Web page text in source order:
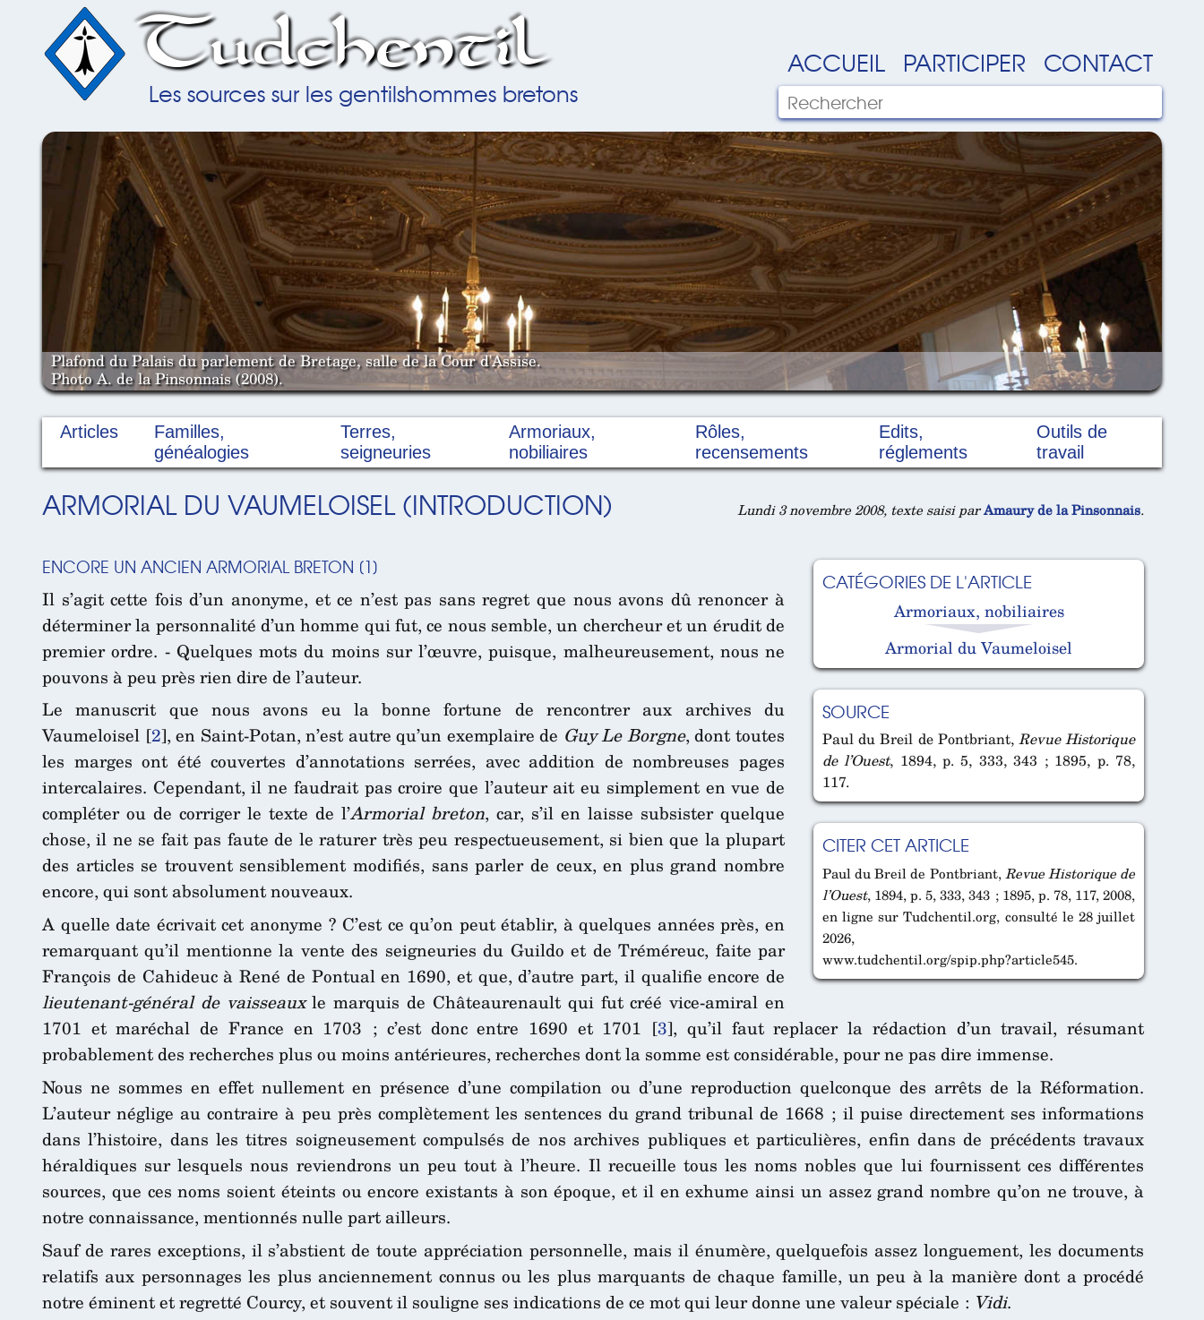
Tudchentil
Les sources sur les gentilshommes bretons
ACCUEIL PARTICIPER CONTACT
Plafond du Palais du parlement de Bretage, salle de la Cour d'Assise.
Photo A. de la Pinsonnais (2008).
Articles
Familles,
généalogies
Terres,
seigneuries
Armoriaux,
nobiliaires
Rôles,
recensements
Edits,
réglements
Outils de
travail
ARMORIAL DU VAUMELOISEL (INTRODUCTION) Lundi 3 novembre 2008, texte saisi parAmaury de la Pinsonnais.
CATÉGORIES DE L'ARTICLE
Armoriaux, nobiliaires
Armorial du Vaumeloisel
SOURCE
Paul du Breil de Pontbriant, Revue Historique
de l’Ouest, 1894, p. 5, 333, 343 ; 1895, p. 78,
117.
CITER CET ARTICLE
Paul du Breil de Pontbriant,Revue Historique de
l’Ouest, 1894, p. 5, 333, 343 ; 1895, p. 78, 117, 2008,
en ligne sur Tudchentil.org, consulté le 28 juillet
2026,
www.tudchentil.org/spip.php?article545.
ENCORE UN ANCIEN ARMORIAL BRETON [1]
Il s’agit cette fois d’un anonyme, et ce n’est pas sans regret que nous avons dû renoncer à
déterminer la personnalité d’un homme qui fut, ce nous semble, un chercheur et un érudit de
premier ordre. - Quelques mots du moins sur l’œuvre, puisque, malheureusement, nous ne
pouvons à peu près rien dire de l’auteur.
Le manuscrit que nous avons eu la bonne fortune de rencontrer aux archives du
Vaumeloisel [2], en Saint-Potan, n’est autre qu’un exemplaire de Guy Le Borgne, dont toutes
les marges ont été couvertes d’annotations serrées, avec addition de nombreuses pages
intercalaires. Cependant, il ne faudrait pas croire que l’auteur ait eu simplement en vue de
compléter ou de corriger le texte de l’Armorial breton, car, s’il en laisse subsister quelque
chose, il ne se fait pas faute de le raturer très peu respectueusement, si bien que la plupart
des articles se trouvent sensiblement modifiés, sans parler de ceux, en plus grand nombre
encore, qui sont absolument nouveaux.
A quelle date écrivait cet anonyme ? C’est ce qu’on peut établir, à quelques années près, en
remarquant qu’il mentionne la vente des seigneuries du Guildo et de Tréméreuc, faite par
François de Cahideuc à René de Pontual en 1690, et que, d’autre part, il qualifie encore de
lieutenant-général de vaisseauxle marquis de Châteaurenault qui fut créé vice-amiral en
1701 et maréchal de France en 1703 ; c’est donc entre 1690 et 1701 [3], qu’il faut replacer la rédaction d’un travail, résumant
probablement des recherches plus ou moins antérieures, recherches dont la somme est considérable, pour ne pas dire immense.
Nous ne sommes en effet nullement en présence d’une compilation ou d’une reproduction quelconque des arrêts de la Réformation.
L’auteur néglige au contraire à peu près complètement les sentences du grand tribunal de 1668 ; il puise directement ses informations
dans l’histoire, dans les titres soigneusement compulsés de nos archives publiques et particulières, enfin dans de précédents travaux
héraldiques sur lesquels nous reviendrons un peu tout à l’heure. Il recueille tous les noms nobles que lui fournissent ces différentes
sources, que ces noms soient éteints ou encore existants à son époque, et il en exhume ainsi un assez grand nombre qu’on ne trouve, à
notre connaissance, mentionnés nulle part ailleurs.
Sauf de rares exceptions, il s’abstient de toute appréciation personnelle, mais il énumère, quelquefois assez longuement, les documents
relatifs aux personnages les plus anciennement connus ou les plus marquants de chaque famille, un peu à la manière dont a procédé
notre éminent et regretté Courcy, et souvent il souligne ses indications de ce mot qui leur donne une valeur spéciale : Vidi.